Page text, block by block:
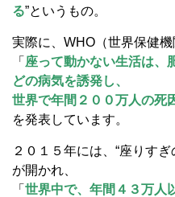
る”というもの。
実際に、WHO（世界保健
「 座って動かない生活は、
どの病気を誘発し、
世界で年間２００万人の死
を発表しています。
２０１５年には、“座りす
が開かれ、
「 世界中で、年間４３万人